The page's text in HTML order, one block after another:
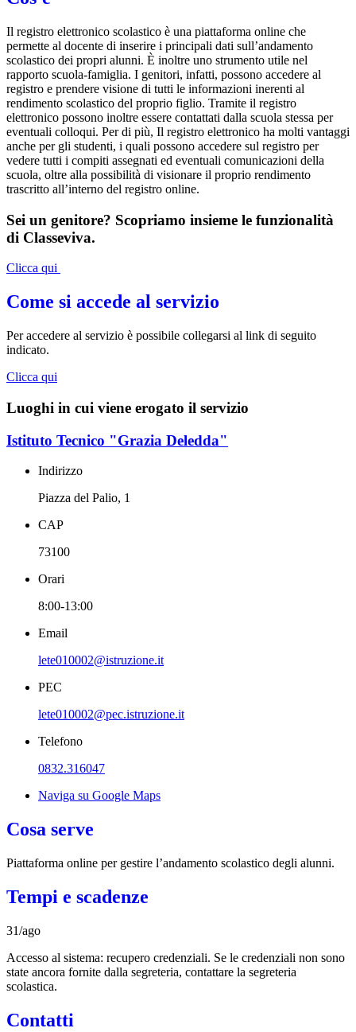
Il registro elettronico scolastico è una piattaforma online che
permette al docente di inserire i principali dati sull’andamento
scolastico dei propri alunni. È inoltre uno strumento utile nel
rapporto scuola-famiglia. I genitori, infatti, possono accedere al
registro e prendere visione di tutti le informazioni inerenti al
rendimento scolastico del proprio figlio. Tramite il registro
elettronico possono inoltre essere contattati dalla scuola stessa per
eventuali colloqui. Per di più, Il registro elettronico ha molti vantaggi
anche per gli studenti, i quali possono accedere sul registro per
vedere tutti i compiti assegnati ed eventuali comunicazioni della
scuola, oltre alla possibilità di visionare il proprio rendimento
trascritto all’interno del registro online.
Sei un genitore? Scopriamo insieme le funzionalità
di Classeviva.
Clicca qui
Come si accede al servizio
Per accedere al servizio è possibile collegarsi al link di seguito
indicato.
Clicca qui
Luoghi in cui viene erogato il servizio
Istituto Tecnico "Grazia Deledda"
Indirizzo
Piazza del Palio, 1
CAP
73100
Orari
8:00-13:00
Email
lete010002@istruzione.it
PEC
lete010002@pec.istruzione.it
Telefono
0832.316047
Naviga su Google Maps
Cosa serve
Piattaforma online per gestire l’andamento scolastico degli alunni.
Tempi e scadenze
31/ago
Accesso al sistema: recupero credenziali. Se le credenziali non sono
state ancora fornite dalla segreteria, contattare la segreteria
scolastica.
Contatti